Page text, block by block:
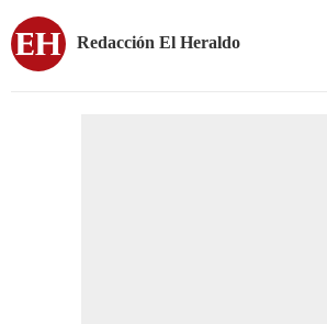
Redacción El Heraldo